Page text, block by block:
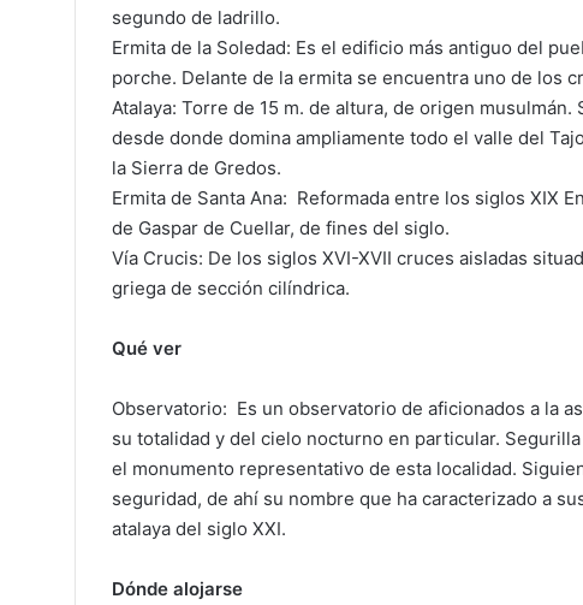
segundo de ladrillo.
Ermita de la Soledad: Es el edificio más antiguo del
porche. Delante de la ermita se encuentra uno de los
Atalaya: Torre de 15 m. de altura, de origen
desde donde domina ampliamente todo el valle del
la Sierra de Gredos.
Ermita de Santa Ana: Reformada entre los siglos XIX
de Gaspar de Cuellar, de fines del siglo.
Vía Crucis: De los siglos XVI-XVII cruces aisladas
griega de sección cilíndrica.
Qué ver
Observatorio: Es un observatorio de aficionados a la
su totalidad y del cielo nocturno en particular.
el monumento representativo de esta localidad.
seguridad, de ahí su nombre que ha caracterizado a
atalaya del siglo XXI.
Dónde alojarse